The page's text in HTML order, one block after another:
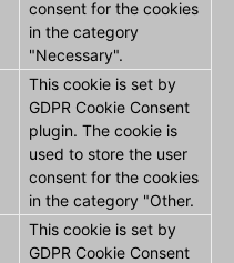
consent for the cookies
in the category
"Necessary".
This cookie is set by
GDPR Cookie Consent
plugin. The cookie is
used to store the user
consent for the cookies
in the category "Other.
This cookie is set by
GDPR Cookie Consent